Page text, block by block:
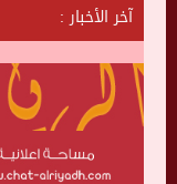
آخر الأخبار :